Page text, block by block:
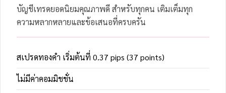
บัญชีเทรดยอดนิยมคุณภาพดี สำหรับทุกคน เติมเต็มทุก
ความหลากหลายและข้อเสนอที่ครบครัน
สเปรดทองคำ เริ่มต้นที่ 0.37 pips (37 points)
ไม่มีค่าคอมมิชชั่น